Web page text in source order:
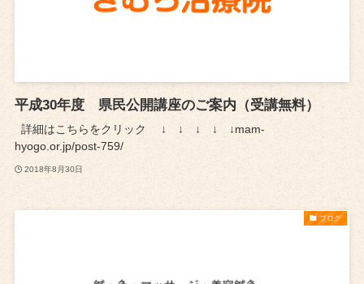
平成30年度 県民公開講座のご案内（受講無料）
詳細はこちらをクリック ↓ ↓ ↓ ↓ ↓mam-
hyogo.or.jp/post-759/
2018年8月30日
ブログ